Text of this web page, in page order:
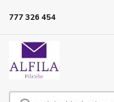
777 326 454